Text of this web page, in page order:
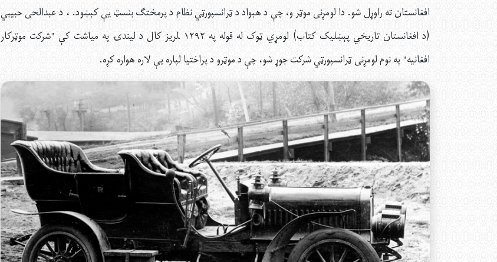
افغانستان ته راوړل شو. دا لومړنی موټر و، چې د هېواد د ټرانسپورټي نظام د پرمختګ بنسټ یې کېښود. ، د عبدالحی حبيبي
(د افغانستان تاريخي پېښليک کتاب) لومړي ټوک له قوله په ۱۲۹۲ لمریز کال د لیندۍ په میاشت کې "شرکت موټرکار
افغانيه" په نوم لومړنی ټرانسپورټي شرکت جوړ شو، چې د موټرو د پراختیا لپاره یې لاره هواره کړه.